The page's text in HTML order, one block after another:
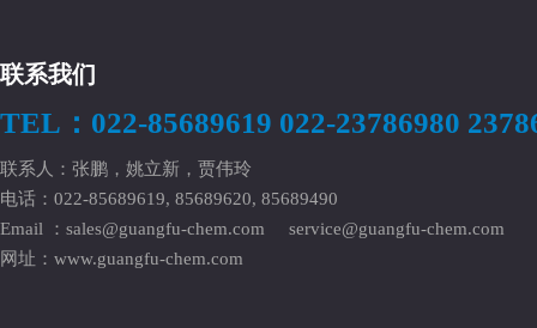
联系我们
TEL：022-85689619 022-23786980
联系人：张鹏，姚立新，贾伟玲
电话：022-85689619, 85689620, 85689490
Email ： sales@guangfu-chem.com
service@guangfu-chem.com
网址： www.guangfu-chem.com